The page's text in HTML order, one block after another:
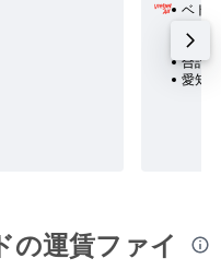
ベト
乗継1
合計
愛知
の運賃ファイ